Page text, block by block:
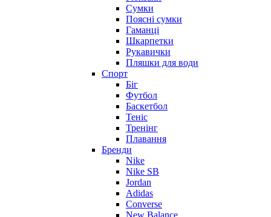
Сумки
Поясні сумки
Гаманці
Шкарпетки
Рукавички
Пляшки для води
Спорт
Біг
Футбол
Баскетбол
Теніс
Тренінг
Плавання
Бренди
Nike
Nike SB
Jordan
Adidas
Converse
New Balance